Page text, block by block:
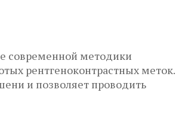
современной методики
рентгеноконтрастных меток.
и позволяет проводить